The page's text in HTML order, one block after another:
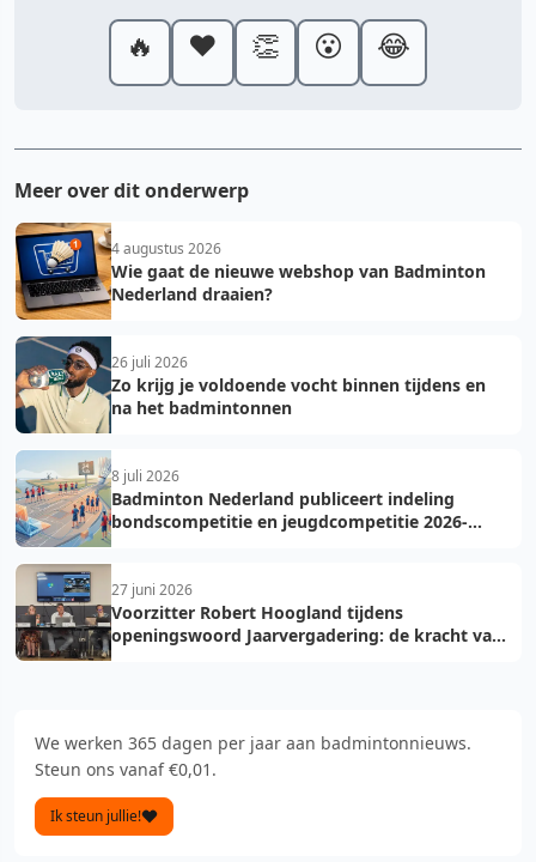
🔥 ❤️ 👏 😮 😂
Meer over dit onderwerp
4 augustus 2026
Wie gaat de nieuwe webshop van Badminton
Nederland draaien?
26 juli 2026
Zo krijg je voldoende vocht binnen tijdens en
na het badmintonnen
8 juli 2026
Badminton Nederland publiceert indeling
bondscompetitie en jeugdcompetitie 2026-
27 juni 2026
Voorzitter Robert Hoogland tijdens
openingswoord Jaarvergadering: de kracht van
We werken 365 dagen per jaar aan badmintonnieuws.
Steun ons vanaf €0,01.
Ik steun jullie!